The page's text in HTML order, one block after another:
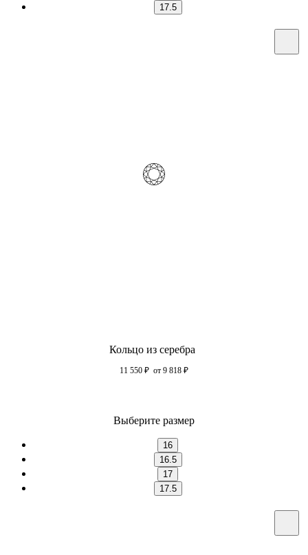
17.5
Кольцо из серебра
11 550 ₽ от 9 818 ₽
Выберите размер
16
16.5
17
17.5